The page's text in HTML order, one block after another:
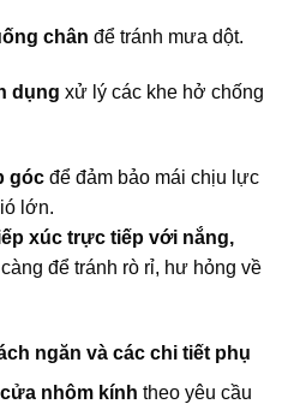
chân để tránh mưa dột.
dụng xử lý các khe hở chống
góc để đảm bảo mái chịu lực
lớn.
xúc trực tiếp với nắng,
để tránh rò rỉ, hư hỏng về
ngăn và các chi tiết phụ
nhôm kính theo yêu cầu